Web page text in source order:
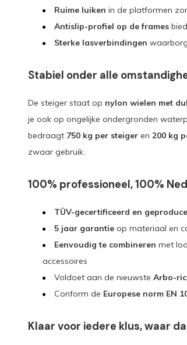
Ruime luiken in de platformen
Antislip-profiel op de frames
Sterke lasverbindingen
Stabiel onder alle
De steiger staat op nylon wielen met
je ook op ongelijke ondergronden
bedraagt 750 kg per steigeren 200 kg
zwaar gebruik.
100% professioneel, 100%
TÜV-gecertificeerd en
5 jaar garantieop materiaal en
Eenvoudig te combineren met
accessoires
Voldoet aan de nieuwste Arbo-
Conform de Europese norm EN
Klaar voor iedere klus, waar